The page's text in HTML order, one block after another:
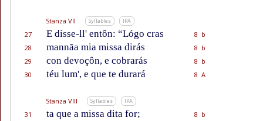
Stanza VII Syllables IPA
27 E disse-ll' entôn: “Lógo cras
8 b
28
mannãa mia missa dirás
8 b
29
con devoçôn, e cobrarás
8 b
30
téu lum', e que te durará 8 A
Stanza VIII Syllables IPA
31 ta que a missa dita for;
8 b